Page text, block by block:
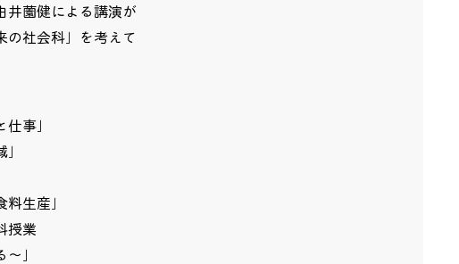
井薗健による講演が
の社会科」を考えて
事」
生産」
授業
」